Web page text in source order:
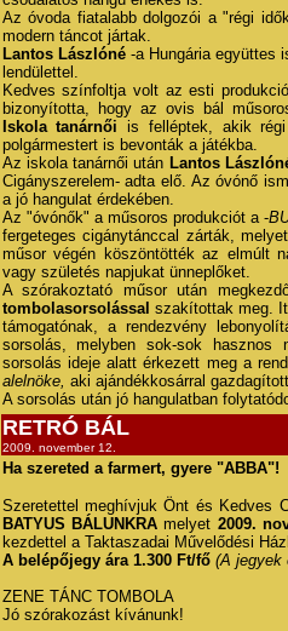
Az óvoda fiatalabb dolgozói a "régi
modern táncot jártak.
Lantos Lászlóné-a Hungária együttes
lendülettel.
Kedves színfoltja volt az esti
bizonyította, hogy az ovis bál
Iskola tanárnői is felléptek, akik
polgármestert is bevonták a játékba.
Az iskola tanárnői után Lantos
Cigányszerelem- adta elő. Az óvónő
a jó hangulat érdekében.
Az "óvónők" a műsoros produkciót a -
fergeteges cigánytánccal zárták,
műsor végén köszöntötték az elmúlt
vagy születés napjukat ünneplőket.
A szórakoztató műsor után
tombolasorsolással szakítottak meg.
támogatónak, a rendezvény
sorsolás, melyben sok-sok hasznos
sorsolás ideje alatt érkezett meg a
alelnöke, aki ajándékkosárral
A sorsolás után jó hangulatban
RETRÓ BÁL
2009. november 12.
Ha szereted a farmert, gyere "ABBA"!
Szeretettel meghívjuk Önt és Kedves
BATYUS BÁLUNKRAmelyet 2009.
kezdettel a Taktaszadai Művelődési
A belépőjegy ára 1.300 Ft/fő (A jegyek
ZENE TÁNC TOMBOLA
Jó szórakozást kívánunk!